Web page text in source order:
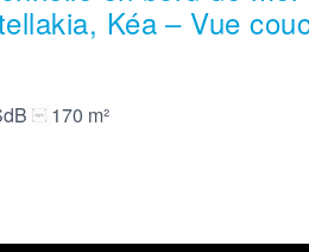
Kéa – Vue
170 m²